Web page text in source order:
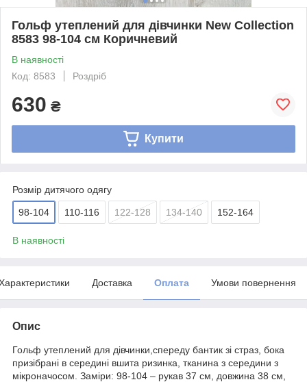
Гольф утеплений для дівчинки New Collection
8583 98-104 см Коричневий
В наявності
Код: 8583
Роздріб
630 ₴
Купити
Розмір дитячого одягу
98-104 110-116 122-128 134-140 152-164
В наявності
Доставка Оплата Умови повернення
Опис
Гольф утеплений для дівчинки,спереду бантик зі страз, бока
призібрані в середині вшита ризинка, тканина з середини з
мікроначосом. Заміри: 98-104 – рукав 37 см, довжина 38 см,